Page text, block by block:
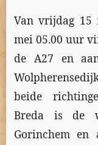
Van vrijdag 15
mei 05.00 uur
de A27 en
beide
Breda is de
Gorinchem en